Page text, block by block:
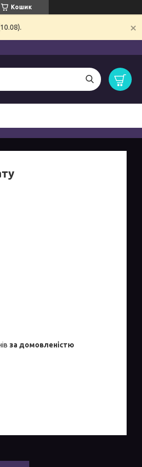
Кошик
за домовленістю